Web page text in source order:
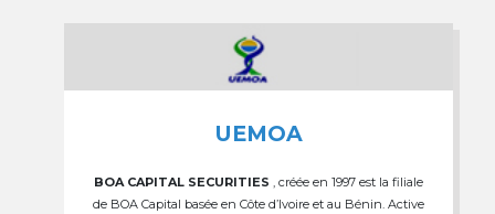
UEMOA
BOA CAPITAL SECURITIES , créée en 1997 est la filiale
de BOA Capital basée en Côte d’Ivoire et au Bénin. Active